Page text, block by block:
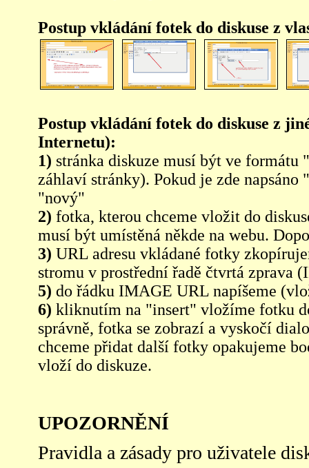
Postup vkládání fotek do diskuse z
Postup vkládání fotek do diskuse z
Internetu):
1) stránka diskuze musí být ve
záhlaví stránky). Pokud je zde
"nový"
2) fotka, kterou chceme vložit do
musí být umístěná někde na webu.
3) URL adresu vkládané fotky
stromu v prostřední řadě čtvrtá zprava
5) do řádku IMAGE URL napíšeme
6) kliknutím na "insert" vložíme fotku
správně, fotka se zobrazí a vyskočí
chceme přidat další fotky opakujeme
vloží do diskuze.
UPOZORNĚNÍ
Pravidla a zásady pro uživatele